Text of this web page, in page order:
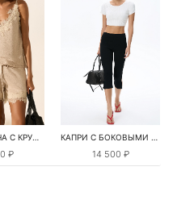
ТОП ИЗО ЛЬНА С КРУЖЕВОМ
₽
КАПРИ С БОКОВЫМИ РАЗРЕЗАМИ
14 500 ₽